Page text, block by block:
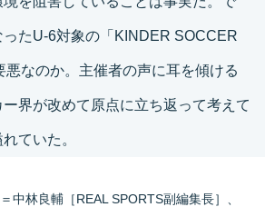
たU-6対象の「KINDER SOCCER
なのか。主催者の声に耳を傾ける
界が改めて原点に立ち返って考えて
ていた。
中林良輔［REAL SPORTS副編集長］、